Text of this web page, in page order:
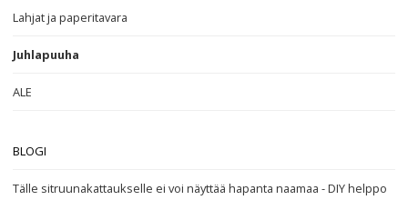
Lahjat ja paperitavara
Juhlapuuha
ALE
BLOGI
Tälle sitruunakattaukselle ei voi näyttää hapanta naamaa - DIY helppo